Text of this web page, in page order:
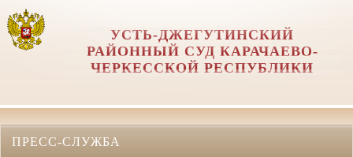
УСТЬ-ДЖЕГУТИНСКИЙ
РАЙОННЫЙ СУД КАРАЧАЕВО-
ЧЕРКЕССКОЙ РЕСПУБЛИКИ
ПРЕСС-СЛУЖБА